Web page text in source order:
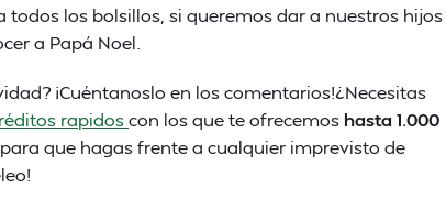
todos los bolsillos, si queremos dar a nuestros hijos
a Papá Noel.
¡Cuéntanoslo en los comentarios!¿Necesitas
rapidoscon los que te ofrecemos hasta 1.000
que hagas frente a cualquier imprevisto de